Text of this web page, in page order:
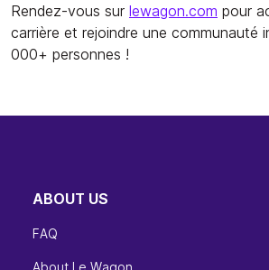
Rendez-vous sur lewagon.com pour
carrière et rejoindre une communauté
000+ personnes !
ABOUT US
FAQ
About Le Wagon